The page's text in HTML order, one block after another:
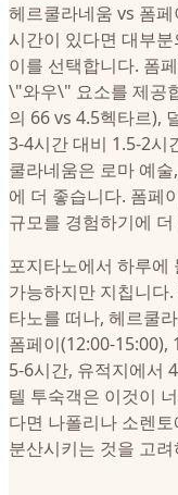
헤르쿨라네움 vs 폼
시간이 있다면 대부
이를 선택합니다. 폼
\"와우\" 요소를 제공
의 66 vs 4.5헥타르),
3-4시간 대비 1.5-2시
쿨라네움은 로마 예
에 더 좋습니다. 폼페
규모를 경험하기에
포지타노에서 하루에
가능하지만 지칩니다
타노를 떠나, 헤르쿨
폼페이(12:00-15:00),
5-6시간, 유적지에서
텔 투숙객은 이것이
다면 나폴리나 소렌
분산시키는 것을 고